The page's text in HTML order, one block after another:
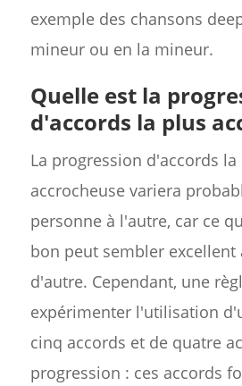
exemple des chansons
mineur ou en la mineur.
Quelle est la
d'accords la plus
La progression d'accords la
accrocheuse variera
personne à l'autre, car ce
bon peut sembler excellent
d'autre. Cependant, une
expérimenter l'utilisation
cinq accords et de quatre
progression : ces accords